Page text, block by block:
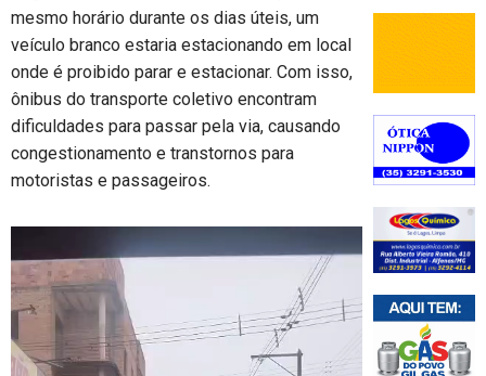
mesmo horário durante os dias úteis, um
veículo branco estaria estacionando em local
onde é proibido parar e estacionar. Com isso,
ônibus do transporte coletivo encontram
dificuldades para passar pela via, causando
congestionamento e transtornos para
motoristas e passageiros.
de
vídeo